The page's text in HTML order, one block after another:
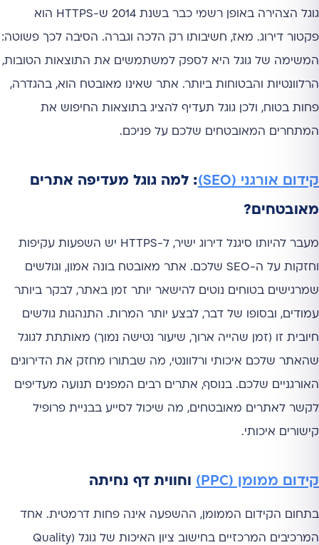
גוגל הצהירה באופן רשמי כבר בשנת 2014 ש-HTTPS הוא
פקטור דירוג. מאז, חשיבותו רק הלכה וגברה. הסיבה לכך פשוטה:
המשימה של גוגל היא לספק למשתמשים את התוצאות הטובות,
הרלוונטיות והבטוחות ביותר. אתר שאינו מאובטח הוא, בהגדרה,
פחות בטוח, ולכן גוגל תעדיף להציג בתוצאות החיפוש את
המתחרים המאובטחים שלכם על פניכם.
קידום אורגני (SEO) : למה גוגל מעדיפה אתרים
מאובטחים?
מעבר להיותו סיגנל דירוג ישיר, ל-HTTPS יש השפעות עקיפות
וחזקות על ה-SEO שלכם. אתר מאובטח בונה אמון, וגולשים
שמרגישים בטוחים נוטים להישאר יותר זמן באתר, לבקר ביותר
עמודים, ובסופו של דבר, לבצע יותר המרות. התנהגות גולשים
חיובית זו (זמן שהייה ארוך, שיעור נטישה נמוך) מאותתת לגוגל
שהאתר שלכם איכותי ורלוונטי, מה שבתורו מחזק את הדירוגים
האורגניים שלכם. בנוסף, אתרים רבים המפנים תנועה מעדיפים
לקשר לאתרים מאובטחים, מה שיכול לסייע בבניית פרופיל
קישורים איכותי.
קידום ממומן (PPC) וחווית דף נחיתה
בתחום הקידום הממומן, ההשפעה אינה פחות דרמטית. אחד
המרכיבים המרכזיים בחישוב ציון האיכות של גוגל (Quality